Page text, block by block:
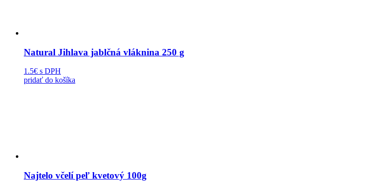
Natural Jihlava jablčná vláknina 250 g
1.5€ s DPH
pridať do košíka
Najtelo včelí peľ kvetový 100g